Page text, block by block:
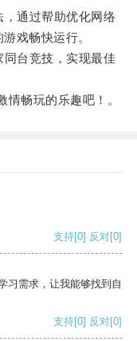
通过帮助优化网络
戏畅快运行。
台竞技，实现最佳
畅玩的乐趣吧！。
支持[0] 反对[0]
习需求，让我能够找到自
支持[0] 反对[0]